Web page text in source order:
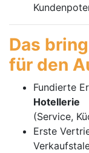
Das
für den
Fundierte
Hotellerie
(Service,
Erste